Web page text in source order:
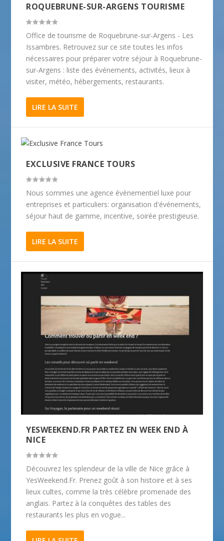
ROQUEBRUNE-SUR-ARGENS TOURISME
Office de tourisme de Roquebrune-sur-Argens - Les
Issambres. Retrouvez sur ce site toutes les infos
nécessaires pour préparer votre séjour à Roquebrune-
sur-Argens : liste des événements, activités, lieux à
visiter, météo, hébergements, restaurants.
LIRE LA SUITE
EXCLUSIVE FRANCE TOURS
Nous sommes une agence évènementiel luxe pour
entreprises et particuliers: organisation d'événements,
séjour haut de gamme, incentive, soirée prestigieuse.
LIRE LA SUITE
YESWEEKEND.FR PARTEZ EN WEEK END À
NICE
Découvrez les splendeur de la ville de Nice grâce à
YesWeekend.Fr. Prenez goût à son histoire et à ses
lieux cultes, comme la très célèbre promenade des
anglais. Partez à la conquêtes des tables des
restaurants les plus en vogue...